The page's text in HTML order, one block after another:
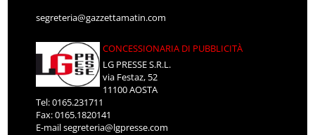
segreteria@gazzettamatin.com
CONCESSIONARIA DI PUBBLICITÀ
LG PRESSE S.R.L.
via Festaz, 52
11100 AOSTA
Tel: 0165.231711
Fax: 0165.1820141
E-mailsegreteria@lgpresse.com